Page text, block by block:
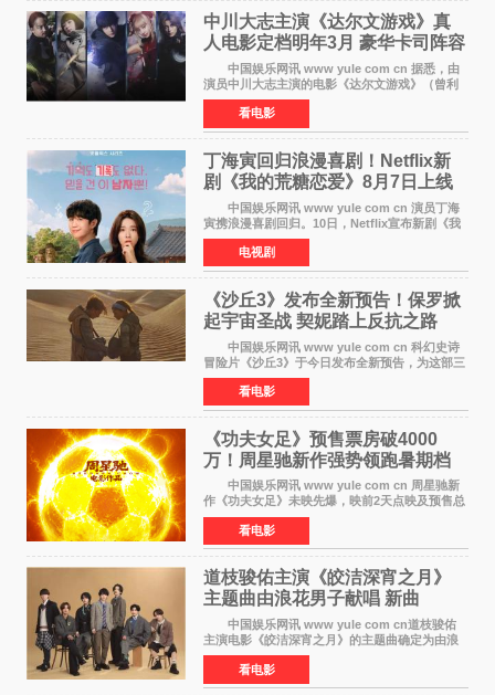
中川大志主演《达尔文游戏》真
人电影定档明年3月 豪华卡司阵容
公开
中国娱乐网讯 www yule com cn 据悉，由
演员中川大志主演的电影《达尔文游戏》（曾利
文彦执导）将于明年3月12日上映，该消息于7月9
日公布。 本片为累计发行量突破1000万册的
同名漫画的真
看电影
丁海寅回归浪漫喜剧！Netflix新
剧《我的荒糖恋爱》8月7日上线
中国娱乐网讯 www yule com cn 演员丁海
寅携浪漫喜剧回归。10日，Netflix宣布新剧《我
的荒糖恋爱》将于下月7日上线。 《我的荒糖
恋爱》是一部浪漫喜剧，讲述患上失忆症的检察
官高恩彩与
电视剧
《沙丘3》发布全新预告！保罗掀
起宇宙圣战 契妮踏上反抗之路
中国娱乐网讯 www yule com cn 科幻史诗
冒险片《沙丘3》于今日发布全新预告，为这部三
部曲最终章揭开神秘面纱。预告中展现了17年过
去后，保罗·厄崔迪以穆阿迪布之名登基称帝，发
动了一场
看电影
《功夫女足》预售票房破4000
万！周星驰新作强势领跑暑期档
中国娱乐网讯 www yule com cn 周星驰新
作《功夫女足》未映先爆，映前2天点映及预售总
票房已突破4000万大关，成为暑期档最受期待的
电影之一。这部融合功夫元素与足球题材的喜剧
电影，将于7月
看电影
道枝骏佑主演《皎洁深宵之月》
主题曲由浪花男子献唱 新曲
《Moonlit》预告公开
中国娱乐网讯 www yule com cn道枝骏佑
主演电影《皎洁深宵之月》的主题曲确定为由浪
花男子演唱的新曲《Moonlit》。使用该乐曲的最
新预告片也已制作完成。 本片讲述的是市村
琥珀（道枝骏佑
看电影